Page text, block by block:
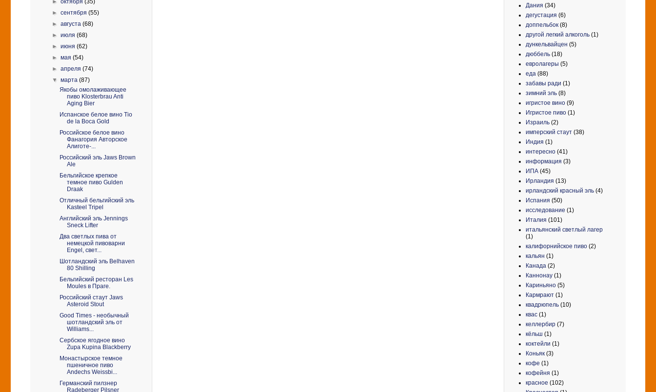
►сентября(55)
►августа(68)
►июля(68)
►июня(62)
►мая(54)
►апреля(74)
▼марта(87)
Якобы омолаживающее
пиво Klosterbrau Anti
Aging Bier
Испанское белое вино Tio
de la Boca Gold
Российское белое вино
Фанагория Авторское
Алиготе-...
Российский эль Jaws Brown
Ale
Бельгийское крепкое
темное пиво Gulden
Draak
Отличный бельгийский эль
Kasteel Tripel
Английский эль Jennings
Sneck Lifter
Два светлых пива от
немецкой пивоварни
Engel, свет...
Шотландский эль Belhaven
80 Shilling
Бельгийский ресторан Les
Moules в Праге.
Российский стаут Jaws
Asteroid Stout
Good Times - необычный
шотландский эль от
Williams...
Сербское ягодное вино
Zupa Kupina Blackberry
Монастырское темное
пшеничное пиво
Andechs Weissbi...
Германский пилзнер
Radeberger Pilsner
Дания (34)
дегустация (6)
доппельбок (8)
другой легкий алкоголь (1)
дункельвайцен (5)
дюббель (18)
евролагеры (5)
еда (88)
забавы ради (1)
зимний эль (8)
игристое вино (9)
Игристое пиво (1)
Израиль (2)
имперский стаут (38)
Индия (1)
интересно (41)
информация (3)
ИПА (45)
Ирландия (13)
ирландский красный эль (4)
Испания (50)
исследование (1)
Италия (101)
итальянский светлый лагер
(1)
калифорнийское пиво (2)
кальян (1)
Канада (2)
Каннонау (1)
Кариньяно (5)
Кармрают (1)
квадрюпель (10)
квас (1)
келлербир (7)
кёльш (1)
коктейли (1)
Коньяк (3)
кофе (1)
кофейня (1)
красное (102)